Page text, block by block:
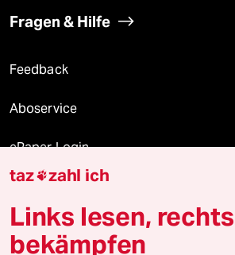
Fragen & Hilfe
Feedback
Aboservice
ePaper Login
Downloads für Abonnierende
taz zahl ich
Links lesen, rechts
bekämpfen